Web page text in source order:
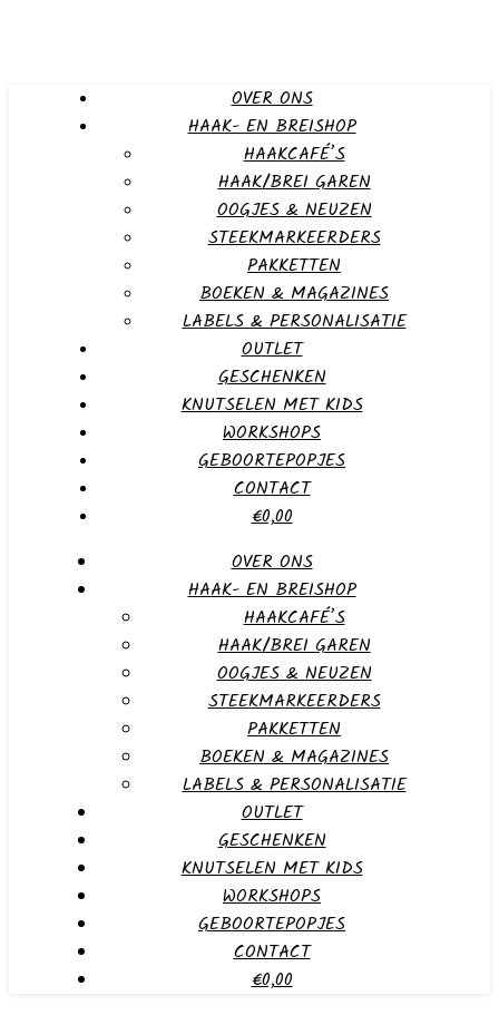
OVER ONS
HAAK- EN BREISHOP
HAAKCAFÉ’S
HAAK/BREI GAREN
OOGJES & NEUZEN
STEEKMARKEERDERS
PAKKETTEN
BOEKEN & MAGAZINES
LABELS & PERSONALISATIE
OUTLET
GESCHENKEN
KNUTSELEN MET KIDS
WORKSHOPS
GEBOORTEPOPJES
CONTACT
€0,00
OVER ONS
HAAK- EN BREISHOP
HAAKCAFÉ’S
HAAK/BREI GAREN
OOGJES & NEUZEN
STEEKMARKEERDERS
PAKKETTEN
BOEKEN & MAGAZINES
LABELS & PERSONALISATIE
OUTLET
GESCHENKEN
KNUTSELEN MET KIDS
WORKSHOPS
GEBOORTEPOPJES
CONTACT
€0,00